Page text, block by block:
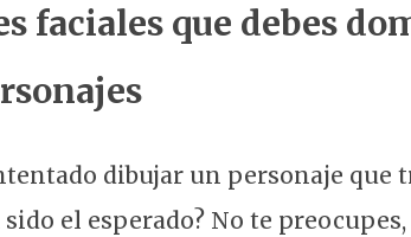
faciales que debes
dibujar un personaje
el esperado? No te